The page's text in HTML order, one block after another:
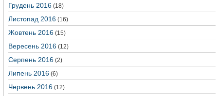
Грудень 2016 (18)
Листопад 2016 (16)
Жовтень 2016 (15)
Вересень 2016 (12)
Серпень 2016 (2)
Липень 2016 (6)
Червень 2016 (12)